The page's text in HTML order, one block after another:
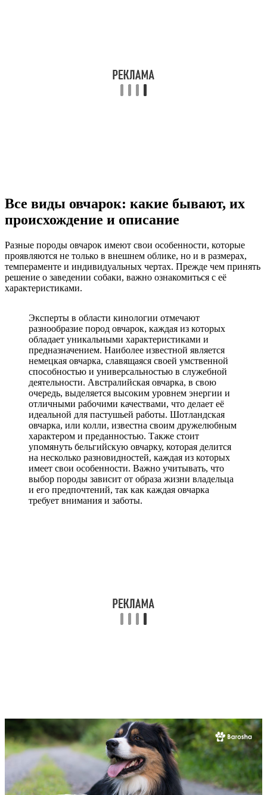
Все виды овчарок: какие бывают, их
происхождение и описание
Разные породы овчарок имеют свои особенности, которые
проявляются не только в внешнем облике, но и в размерах,
темпераменте и индивидуальных чертах. Прежде чем принять
решение о заведении собаки, важно ознакомиться с её
характеристиками.
Эксперты в области кинологии отмечают
разнообразие пород овчарок, каждая из которых
обладает уникальными характеристиками и
предназначением. Наиболее известной является
немецкая овчарка, славящаяся своей умственной
способностью и универсальностью в служебной
деятельности. Австралийская овчарка, в свою
очередь, выделяется высоким уровнем энергии и
отличными рабочими качествами, что делает её
идеальной для пастушьей работы. Шотландская
овчарка, или колли, известна своим дружелюбным
характером и преданностью. Также стоит
упомянуть бельгийскую овчарку, которая делится
на несколько разновидностей, каждая из которых
имеет свои особенности. Важно учитывать, что
выбор породы зависит от образа жизни владельца
и его предпочтений, так как каждая овчарка
требует внимания и заботы.